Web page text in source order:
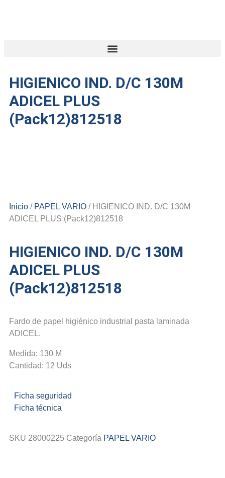
HIGIENICO IND. D/C 130M
ADICEL PLUS
(Pack12)812518
Inicio / PAPEL VARIO / HIGIENICO IND. D/C 130M
ADICEL PLUS (Pack12)812518
HIGIENICO IND. D/C 130M
ADICEL PLUS
(Pack12)812518
Fardo de papel higiénico industrial pasta laminada
ADICEL.
Medida: 130 M
Cantidad: 12 Uds
Ficha seguridad
Ficha técnica
SKU 28000225 Categoría PAPEL VARIO